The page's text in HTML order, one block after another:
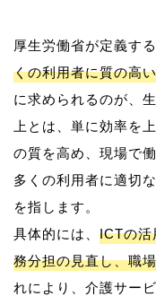
厚生労働省が定義す
くの利用者に質の高
に求められるのが、
上とは、単に効率を
の質を高め、現場で
多くの利用者に適切
を指します。
具体的には、 ICTの活
務分担の見直し、職
れにより、介護サー